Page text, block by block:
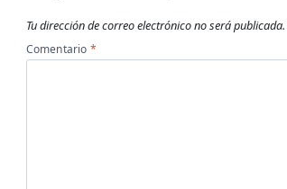
Tu dirección de correo electrónico no será publicada.
Comentario *